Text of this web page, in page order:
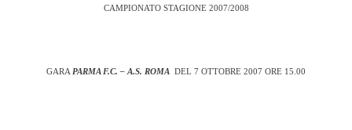
CAMPIONATO STAGIONE 2007/2008
GARA PARMA F.C. – A.S. ROMA DEL 7 OTTOBRE 2007 ORE 15.00